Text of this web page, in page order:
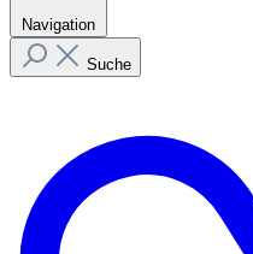
Navigation
Suche